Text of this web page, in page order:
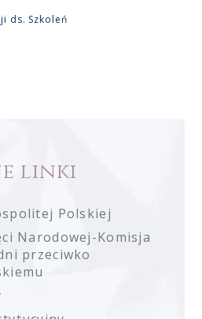
ds. Szkoleń
linki
Polskiej
Narodowej-Komisja
przeciwko